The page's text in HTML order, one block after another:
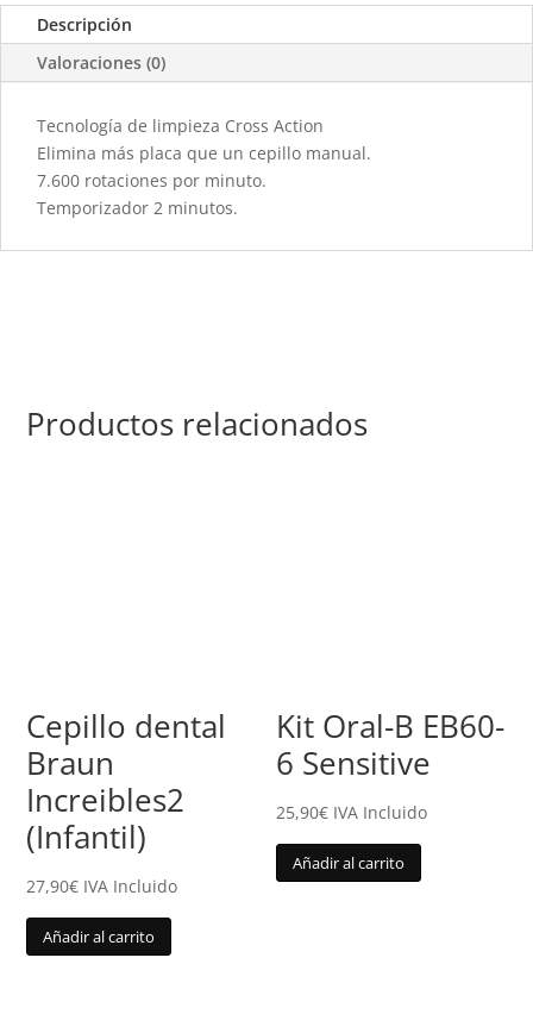
Descripción
Valoraciones (0)
Tecnología de limpieza Cross Action
Elimina más placa que un cepillo manual.
7.600 rotaciones por minuto.
Temporizador 2 minutos.
Productos relacionados
Cepillo dental
Braun
Increibles2
(Infantil)
27,90€ IVA Incluido
Añadir al carrito
Kit Oral-B EB60-
6 Sensitive
25,90€ IVA Incluido
Añadir al carrito